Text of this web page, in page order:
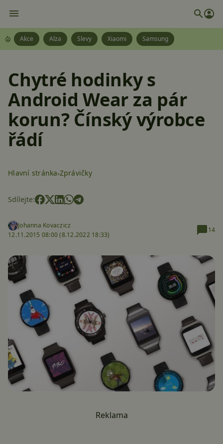
Akce Alza Slevy Xiaomi Samsung
Chytré hodinky s
Android Wear za pár
korun? Čínský výrobce
řádí
Hlavní stránka Zprávičky
Sdílejte:
Johanna Kovaczicz
12.11.2015 08:00 (8.12.2022 18:33)
14
Reklama